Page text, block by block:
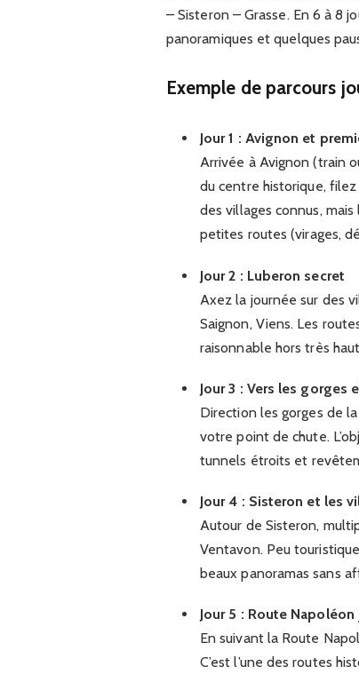
– Sisteron – Grasse. En 6 à 8
panoramiques et quelques
Exemple de parcours
Jour 1 : Avignon et
Arrivée à Avignon (train
du centre historique,
des villages connus,
petites routes (virages,
Jour 2 : Luberon secret
Axez la journée sur des
Saignon, Viens. Les
raisonnable hors très
Jour 3 : Vers les gorges
Direction les gorges de
votre point de chute.
tunnels étroits et
Jour 4 : Sisteron et les
Autour de Sisteron,
Ventavon. Peu
beaux panoramas sans
Jour 5 : Route Napoléon
En suivant la Route
C’est l’une des routes